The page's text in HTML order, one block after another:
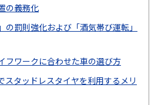
の義務化
の罰則強化および「酒気帯び運転」
フワークに合わせた車の選び方
スタッドレスタイヤを利用するメリ